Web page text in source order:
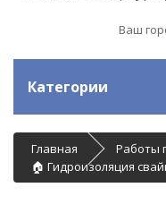
Ваш
Категории
Главная
Работы
🏠 Гидроизоляция